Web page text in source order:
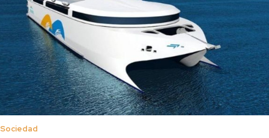
Sociedad